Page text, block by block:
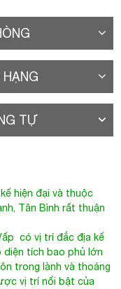
TỰ
hiện đại và thuộc
Tân Bình rất thuận
có vị trí đắc địa kế
diện tích bao phủ lớn
trong lành và thoáng
vị trí nổi bật của